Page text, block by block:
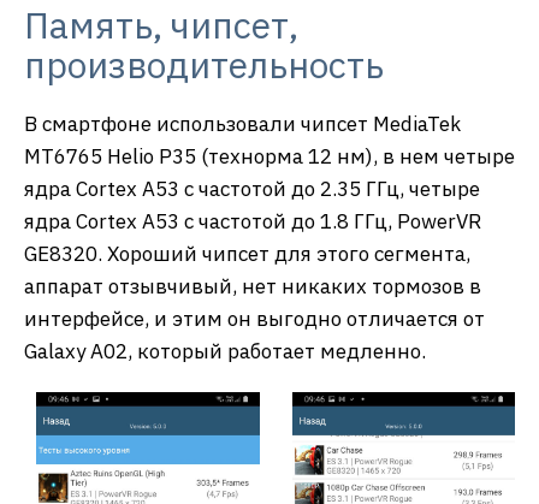
Память, чипсет,
производительность
В смартфоне использовали чипсет MediaTek
MT6765 Helio P35 (технорма 12 нм), в нем четыре
ядра Cortex A53 с частотой до 2.35 ГГц, четыре
ядра Cortex A53 с частотой до 1.8 ГГц, PowerVR
GE8320. Хороший чипсет для этого сегмента,
аппарат отзывчивый, нет никаких тормозов в
интерфейсе, и этим он выгодно отличается от
Galaxy A02, который работает медленно.